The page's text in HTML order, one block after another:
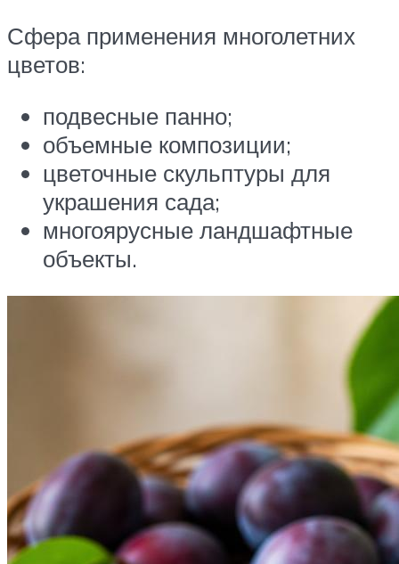
Сфера применения многолетних
цветов:
подвесные панно;
объемные композиции;
цветочные скульптуры для
украшения сада;
многоярусные ландшафтные
объекты.